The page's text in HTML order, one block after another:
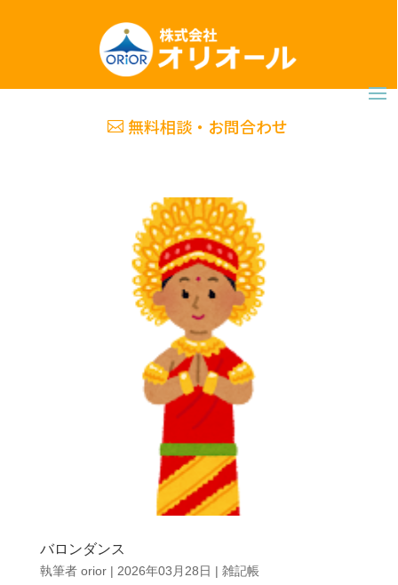
無料相談・お問合わせ
バロンダンス
執筆者 orior| 2026年03月28日 | 雑記帳